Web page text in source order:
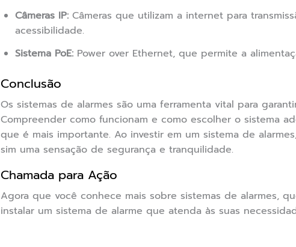
Câmeras IP: Câmeras que utilizam a internet para
acessibilidade.
Sistema PoE: Power over Ethernet, que permite a
Conclusão
Os sistemas de alarmes são uma ferramenta vital para
Compreender como funcionam e como escolher o sistema
que é mais importante. Ao investir em um sistema de
sim uma sensação de segurança e tranquilidade.
Chamada para Ação
Agora que você conhece mais sobre sistemas de alarmes,
instalar um sistema de alarme que atenda às suas